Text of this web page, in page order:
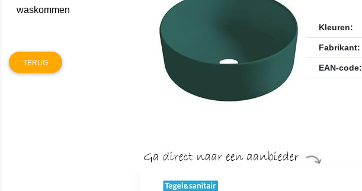
waskommen
TERUG
Kleuren:
Fabrikant:
EAN-code: